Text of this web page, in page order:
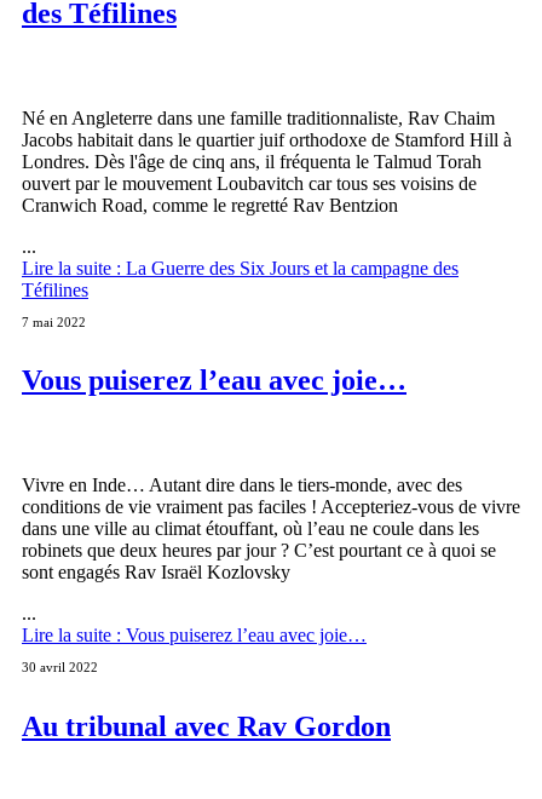
des Téfilines
Né en Angleterre dans une famille traditionnaliste, Rav Chaim
Jacobs habitait dans le quartier juif orthodoxe de Stamford Hill à
Londres. Dès l'âge de cinq ans, il fréquenta le Talmud Torah
ouvert par le mouvement Loubavitch car tous ses voisins de
Cranwich Road, comme le regretté Rav Bentzion
...
Lire la suite : La Guerre des Six Jours et la campagne des
Téfilines
7 mai 2022
Vous puiserez l’eau avec joie…
Vivre en Inde… Autant dire dans le tiers-monde, avec des
conditions de vie vraiment pas faciles ! Accepteriez-vous de vivre
dans une ville au climat étouffant, où l’eau ne coule dans les
robinets que deux heures par jour ? C’est pourtant ce à quoi se
sont engagés Rav Israël Kozlovsky
...
Lire la suite : Vous puiserez l’eau avec joie…
30 avril 2022
Au tribunal avec Rav Gordon